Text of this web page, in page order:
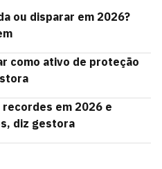
ou disparar em 2026?
como ativo de proteção
em 2026 e
diz gestora